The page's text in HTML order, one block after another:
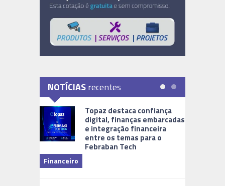
NOTÍCIASrecentes
Topaz destaca confiança
digital, finanças embarcadas
e integração financeira
entre os temas para o
Febraban Tech
Financeiro